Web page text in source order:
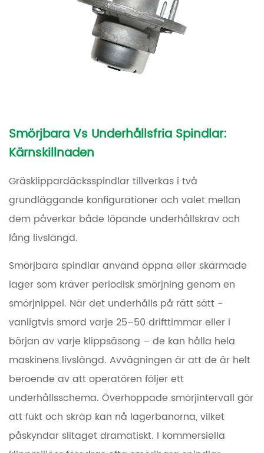
innebär
6
Spindelns
livslängd
kostnadsförväntningar
Smörjbara Vs Underhållsfria Spindlar:
Kärnskillnaden
Gräsklippardäcksspindlar tillverkas i två
grundläggande konfigurationer och valet mellan
dem påverkar både löpande underhållskrav och
lång livslängd.
Smörjbara spindlaranvänd öppna eller skärmade
lager som kräver periodisk smörjning genom en
smörjnippel. När det underhålls på rätt sätt -
vanligtvis smord varje 25–50 drifttimmareller i
början av varje klippsäsong – de kan hålla hela
maskinens livslängd. Avvägningen är att de är helt
beroende av att operatören följer ett
underhållsschema. Överhoppade smörjintervall gör
att fukt och skräp kan nå lagerbanorna, vilket
påskyndar slitaget dramatiskt. I kommersiella